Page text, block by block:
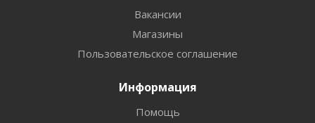
Вакансии
Магазины
Пользовательское соглашение
Информация
Помощь